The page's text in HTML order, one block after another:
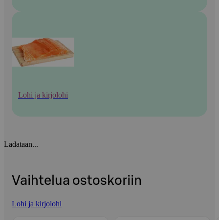
Lohi ja kirjolohi
Ladataan...
Vaihtelua ostoskoriin
Lohi ja kirjolohi